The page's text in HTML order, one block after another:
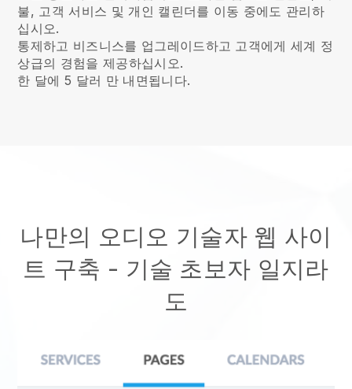
불, 고객 서비스 및 개인 캘린더를 이동 중에도 관리하
십시오.
통제하고 비즈니스를 업그레이드하고 고객에게 세계 정
상급의 경험을 제공하십시오.
한 달에 5 달러 만 내면됩니다.
나만의 오디오 기술자 웹 사이
트 구축 - 기술 초보자 일지라
도